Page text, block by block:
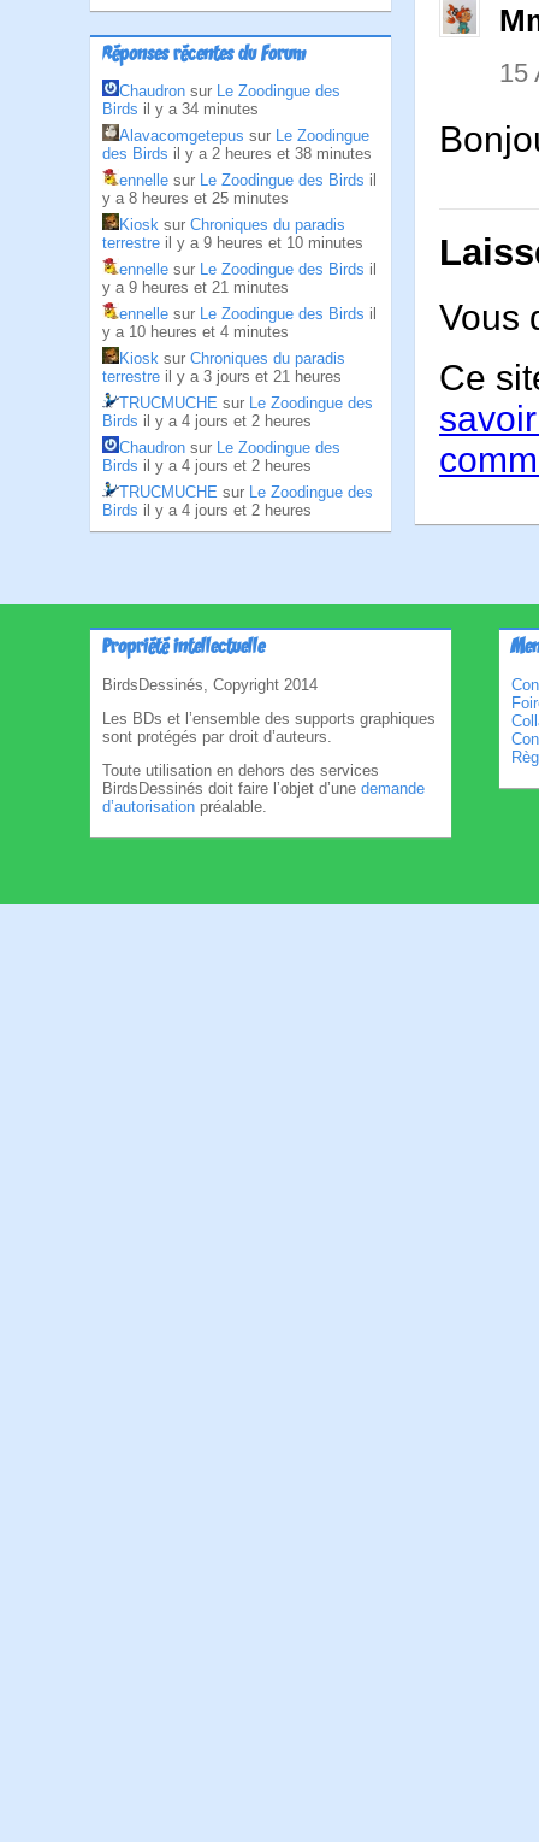
Réponses récentes du Forum
Chaudron sur Le Zoodingue des
Birds il y a 34 minutes
Alavacomgetepus sur Le Zoodingue
des Birds il y a 2 heures et 38 minutes
ennelle sur Le Zoodingue des Birds il
y a 8 heures et 25 minutes
Kiosk sur Chroniques du paradis
terrestre il y a 9 heures et 10 minutes
ennelle sur Le Zoodingue des Birds il
y a 9 heures et 21 minutes
ennelle sur Le Zoodingue des Birds il
y a 10 heures et 4 minutes
Kiosk sur Chroniques du paradis
terrestre il y a 3 jours et 21 heures
TRUCMUCHE sur Le Zoodingue des
Birds il y a 4 jours et 2 heures
Chaudron sur Le Zoodingue des
Birds il y a 4 jours et 2 heures
TRUCMUCHE sur Le Zoodingue des
Birds il y a 4 jours et 2 heures
15
Vous
Ce
Propriété intellectuelle
BirdsDessinés, Copyright 2014
Les BDs et l’ensemble des supports graphiques
sont protégés par droit d’auteurs.
Toute utilisation en dehors des services
BirdsDessinés doit faire l’objet d’une demande
d’autorisation préalable.